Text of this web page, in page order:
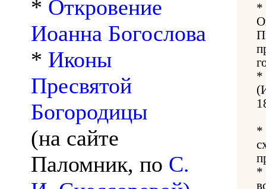
* Откровение
Иоанна Богослова
* Иконы
Пресвятой
Богородицы
(на сайте
Паломник, по С.
*
*
*
*